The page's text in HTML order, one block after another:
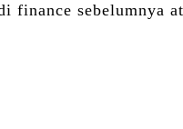
sebelumnya